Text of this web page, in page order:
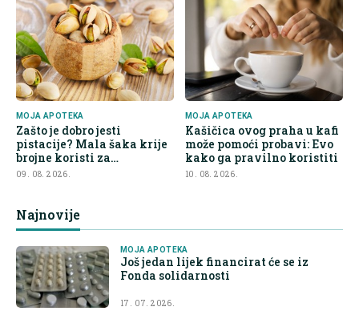
MOJA APOTEKA
Zašto je dobro jesti
pistacije? Mala šaka krije
brojne koristi za
organizam
09. 08. 2026.
MOJA APOTEKA
Kašičica ovog praha u kafi
može pomoći probavi: Evo
kako ga pravilno koristiti
10. 08. 2026.
Najnovije
MOJA APOTEKA
Još jedan lijek financirat će se iz
Fonda solidarnosti
17. 07. 2026.